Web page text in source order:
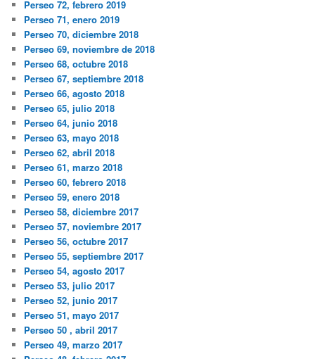
Perseo 72, febrero 2019
Perseo 71, enero 2019
Perseo 70, diciembre 2018
Perseo 69, noviembre de 2018
Perseo 68, octubre 2018
Perseo 67, septiembre 2018
Perseo 66, agosto 2018
Perseo 65, julio 2018
Perseo 64, junio 2018
Perseo 63, mayo 2018
Perseo 62, abril 2018
Perseo 61, marzo 2018
Perseo 60, febrero 2018
Perseo 59, enero 2018
Perseo 58, diciembre 2017
Perseo 57, noviembre 2017
Perseo 56, octubre 2017
Perseo 55, septiembre 2017
Perseo 54, agosto 2017
Perseo 53, julio 2017
Perseo 52, junio 2017
Perseo 51, mayo 2017
Perseo 50 , abril 2017
Perseo 49, marzo 2017